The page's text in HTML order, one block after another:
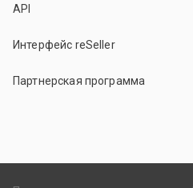
API
Интерфейс reSeller
Партнерская программа